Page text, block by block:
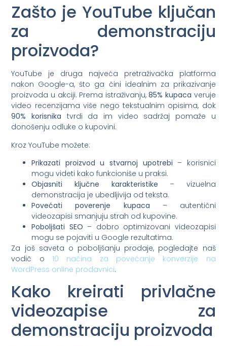
Zašto je YouTube ključan
za demonstraciju
proizvoda?
YouTube je druga najveća pretraživačka platforma
nakon Google-a, što ga čini idealnim za prikazivanje
proizvoda u akciji. Prema istraživanju,85% kupaca veruje
video recenzijama više nego tekstualnim opisima, dok
90% korisnika tvrdi da im video sadržaj pomaže u
donošenju odluke o kupovini.
Kroz YouTube možete:
Prikazati proizvod u stvarnoj upotrebi – korisnici
mogu videti kako funkcioniše u praksi.
Objasniti ključne karakteristike – vizuelna
demonstracija je ubedljivija od teksta.
Povećati poverenje kupaca – autentični
videozapisi smanjuju strah od kupovine.
Poboljšati SEO – dobro optimizovani videozapisi
mogu se pojaviti u Google rezultatima.
Za još saveta o poboljšanju prodaje, pogledajte naš
vodič o10 načina za povećanje konverzije na
WordPress online prodavnici.
Kako kreirati privlačne
videozapise za
demonstraciju proizvoda